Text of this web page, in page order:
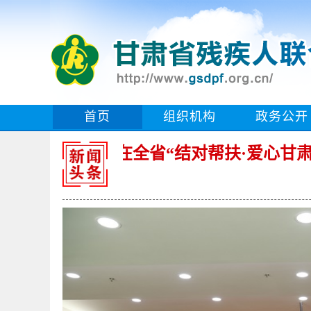
首页 组织机构 政务公开
胡昌升在全省“结对帮扶·爱心甘